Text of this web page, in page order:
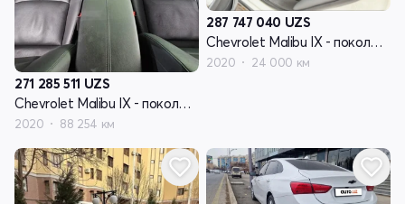
271 285 511 UZS
Chevrolet Malibu IX - поколение рестайлинг
2020 88 254 км
287 747 040 UZS
Chevrolet Malibu IX - поколение рестайлинг
2020 24 000 км